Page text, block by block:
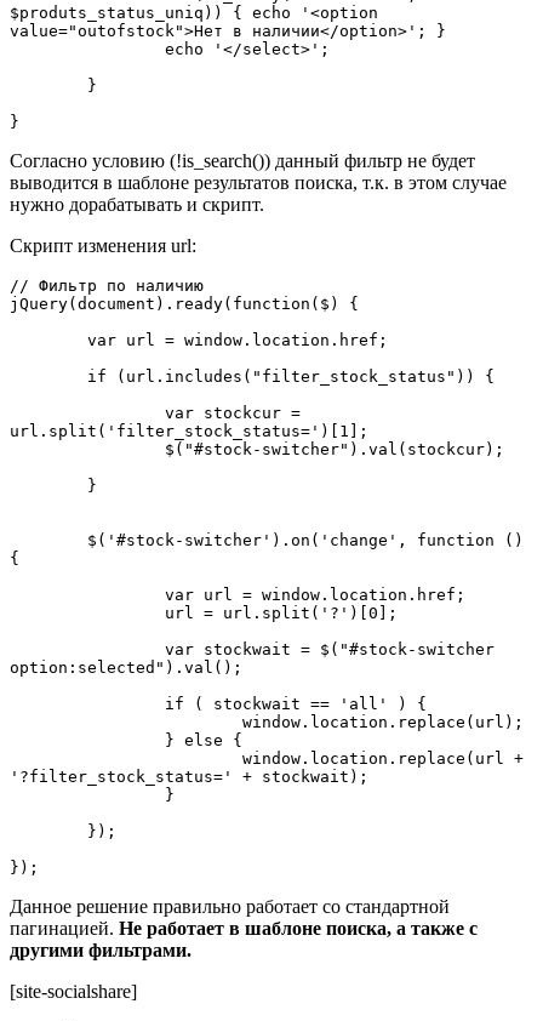
$produts_status_uniq)) { echo '<option
value="outofstock">Нет в наличии</option>'; }
}
Согласно условию (!is_search()) данный фильтр не будет
выводится в шаблоне результатов поиска, т.к. в этом случае
нужно дорабатывать и скрипт.
Скрипт изменения url:
// Фильтр по наличию
jQuery(document).ready(function($) {
url.split('filter_stock_status=')[1];
{
option:selected").val();
'?filter_stock_status=' + stockwait);
});
Данное решение правильно работает со стандартной
пагинацией. Не работает в шаблоне поиска, а также с
другими фильтрами.
[site-socialshare]